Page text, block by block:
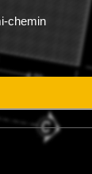
chemin